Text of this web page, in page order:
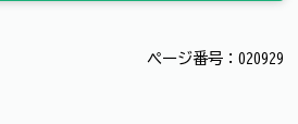
ページ番号：020929